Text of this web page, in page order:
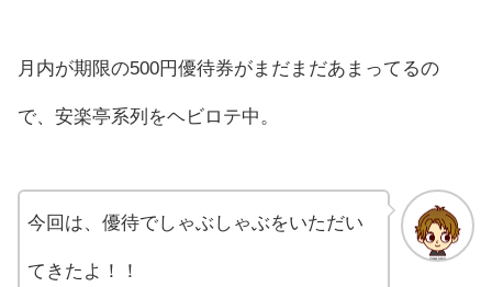
月内が期限の500円優待券がまだまだあまってるの
で、安楽亭系列をヘビロテ中。
今回は、優待でしゃぶしゃぶをいただい
てきたよ！！